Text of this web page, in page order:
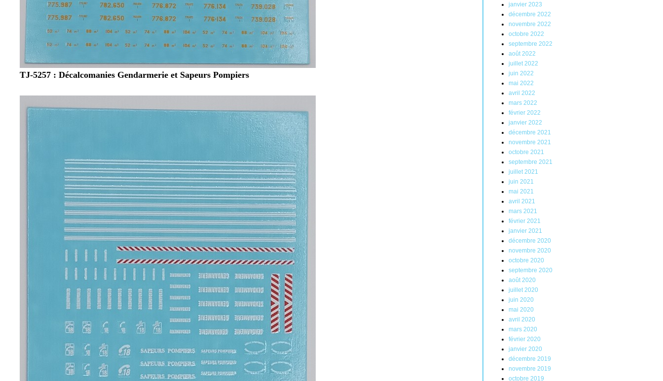
TJ-5257 : Décalcomanies Gendarmerie et Sapeurs Pompiers
janvier 2023
décembre 2022
novembre 2022
octobre 2022
septembre 2022
août 2022
juillet 2022
juin 2022
mai 2022
avril 2022
mars 2022
février 2022
janvier 2022
décembre 2021
novembre 2021
octobre 2021
septembre 2021
juillet 2021
juin 2021
mai 2021
avril 2021
mars 2021
février 2021
janvier 2021
décembre 2020
novembre 2020
octobre 2020
septembre 2020
août 2020
juillet 2020
juin 2020
mai 2020
avril 2020
mars 2020
février 2020
janvier 2020
décembre 2019
novembre 2019
octobre 2019